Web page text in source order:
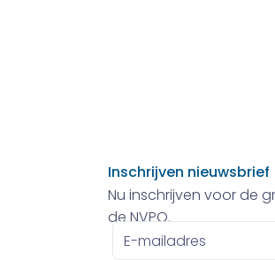
Inschrijven nieuwsbrief
Nu inschrijven voor de
de NVPO.
E-
mailadres